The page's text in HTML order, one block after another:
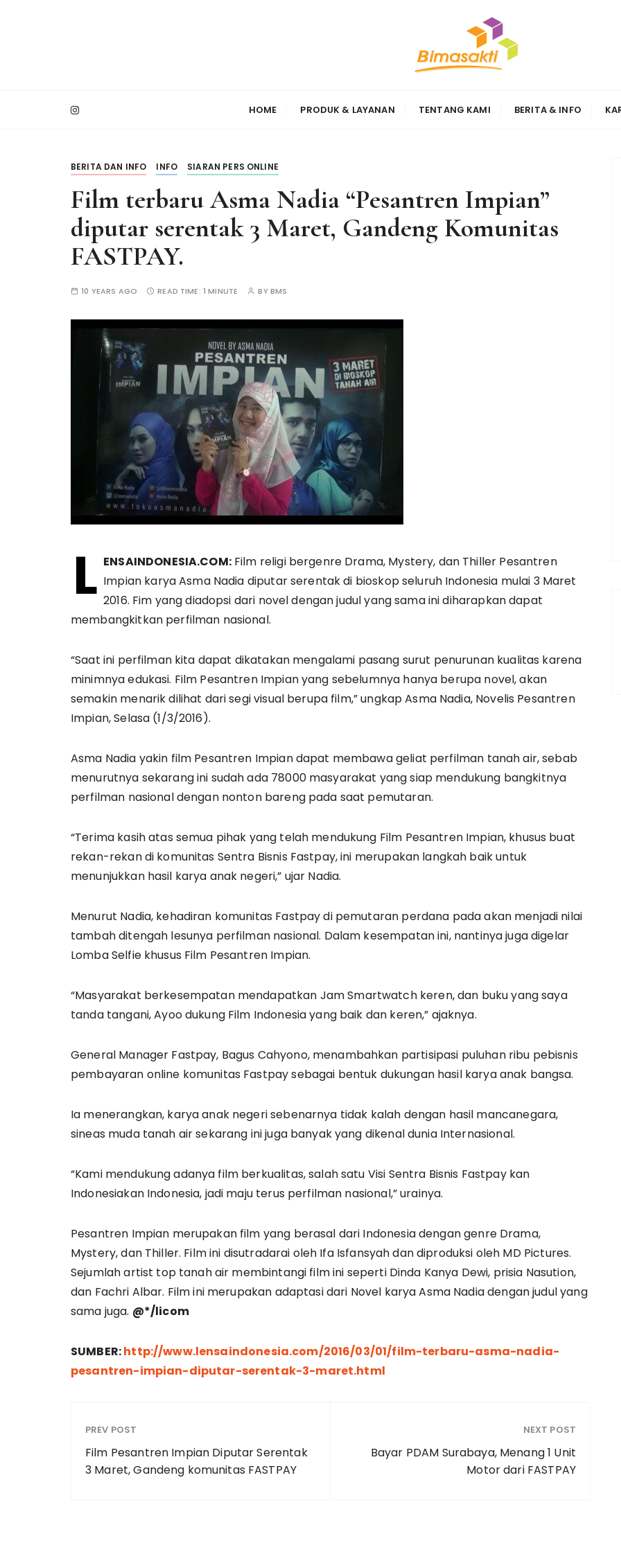
Bimasakti Multi Sinergi
HOME PRODUK & LAYANAN TENTANG KAMI BERITA & INFO
BERITA DAN INFO INFO SIARAN PERS ONLINE
Film terbaru Asma Nadia “Pesantren Impian”
diputar serentak 3 Maret, Gandeng Komunitas
FASTPAY.
10 YEARS AGO READ TIME: 1 MINUTE BYBMS
L ENSAINDONESIA.COM:Film religi bergenre Drama, Mystery, dan Thiller Pesantren
Impian karya Asma Nadia diputar serentak di bioskop seluruh Indonesia mulai 3 Maret
2016. Fim yang diadopsi dari novel dengan judul yang sama ini diharapkan dapat
membangkitkan perfilman nasional.
“Saat ini perfilman kita dapat dikatakan mengalami pasang surut penurunan kualitas karena
minimnya edukasi. Film Pesantren Impian yang sebelumnya hanya berupa novel, akan
semakin menarik dilihat dari segi visual berupa film,” ungkap Asma Nadia, Novelis Pesantren
Impian, Selasa (1/3/2016).
Asma Nadia yakin film Pesantren Impian dapat membawa geliat perfilman tanah air, sebab
menurutnya sekarang ini sudah ada 78000 masyarakat yang siap mendukung bangkitnya
perfilman nasional dengan nonton bareng pada saat pemutaran.
“Terima kasih atas semua pihak yang telah mendukung Film Pesantren Impian, khusus buat
rekan-rekan di komunitas Sentra Bisnis Fastpay, ini merupakan langkah baik untuk
menunjukkan hasil karya anak negeri,” ujar Nadia.
Menurut Nadia, kehadiran komunitas Fastpay di pemutaran perdana pada akan menjadi nilai
tambah ditengah lesunya perfilman nasional. Dalam kesempatan ini, nantinya juga digelar
Lomba Selfie khusus Film Pesantren Impian.
“Masyarakat berkesempatan mendapatkan Jam Smartwatch keren, dan buku yang saya
tanda tangani, Ayoo dukung Film Indonesia yang baik dan keren,” ajaknya.
General Manager Fastpay, Bagus Cahyono, menambahkan partisipasi puluhan ribu pebisnis
pembayaran online komunitas Fastpay sebagai bentuk dukungan hasil karya anak bangsa.
Ia menerangkan, karya anak negeri sebenarnya tidak kalah dengan hasil mancanegara,
sineas muda tanah air sekarang ini juga banyak yang dikenal dunia Internasional.
“Kami mendukung adanya film berkualitas, salah satu Visi Sentra Bisnis Fastpay kan
Indonesiakan Indonesia, jadi maju terus perfilman nasional,” urainya.
Pesantren Impian merupakan film yang berasal dari Indonesia dengan genre Drama,
Mystery, dan Thiller. Film ini disutradarai oleh Ifa Isfansyah dan diproduksi oleh MD Pictures.
Sejumlah artist top tanah air membintangi film ini seperti Dinda Kanya Dewi, prisia Nasution,
dan Fachri Albar. Film ini merupakan adaptasi dari Novel karya Asma Nadia dengan judul yang
sama juga. @*/licom
SUMBER:http://www.lensaindonesia.com/2016/03/01/film-terbaru-asma-nadia-
pesantren-impian-diputar-serentak-3-maret.html
PREV POST
Film Pesantren Impian Diputar Serentak
3 Maret, Gandeng komunitas FASTPAY
NEXT POST
Bayar PDAM Surabaya, Menang 1 Unit
Motor dari FASTPAY